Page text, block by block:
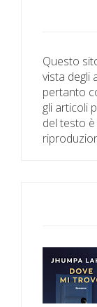
Questo
vista degli
pertanto
gli articoli
del testo